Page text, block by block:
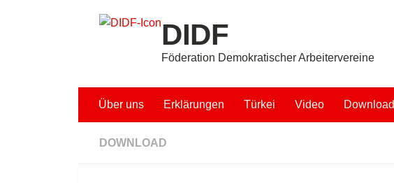
Unter dem Inhalt DIDF
Föderation Demokratischer Arbeitervereine
Über uns Erklärungen Türkei Video Download
DOWNLOAD